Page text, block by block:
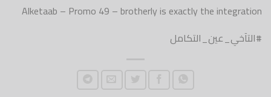
Alketaab – Promo 49 – brotherly is exactly the integration
#التآخي_عين_التكامل